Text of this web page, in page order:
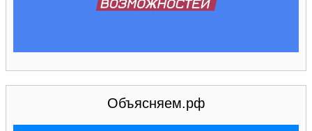
Объясняем.рф